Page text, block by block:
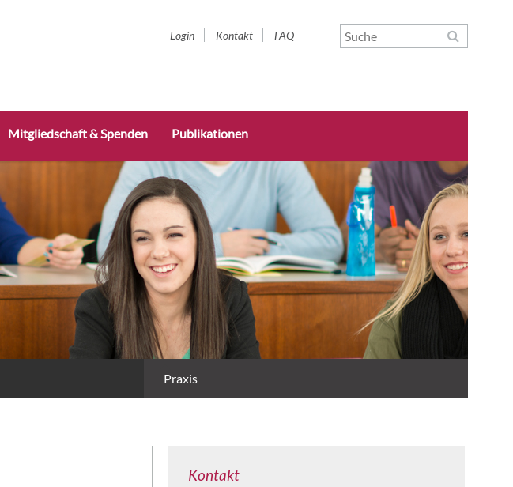
Navigation
Login Kontakt FAQ
Mitgliedschaft & Spenden Publikationen
Praxis
Kontakt